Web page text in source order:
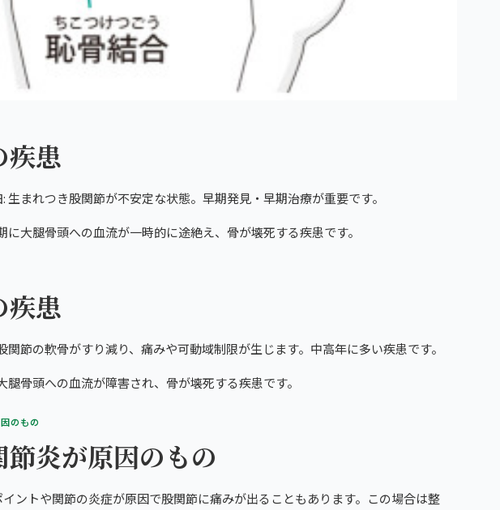
疾患
生まれつき股関節が不安定な状態。早期発見・早期治療が重要です。
に大腿骨頭への血流が一時的に途絶え、骨が壊死する疾患です。
疾患
関節の軟骨がすり減り、痛みや可動域制限が生じます。中高年に多い疾患です。
腿骨頭への血流が障害され、骨が壊死する疾患です。
のもの
炎が原因のもの
ントや関節の炎症が原因で股関節に痛みが出ることもあります。この場合は整